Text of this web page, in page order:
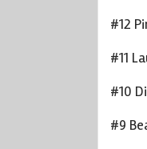
#12
#11
#10
#9